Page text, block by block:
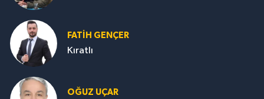
FATIH GENÇER
Kıratlı
OĞUZ UÇAR